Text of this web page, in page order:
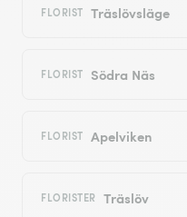
FLORIST Träslövsläge
FLORIST Södra Näs
FLORIST Apelviken
FLORISTER Träslöv